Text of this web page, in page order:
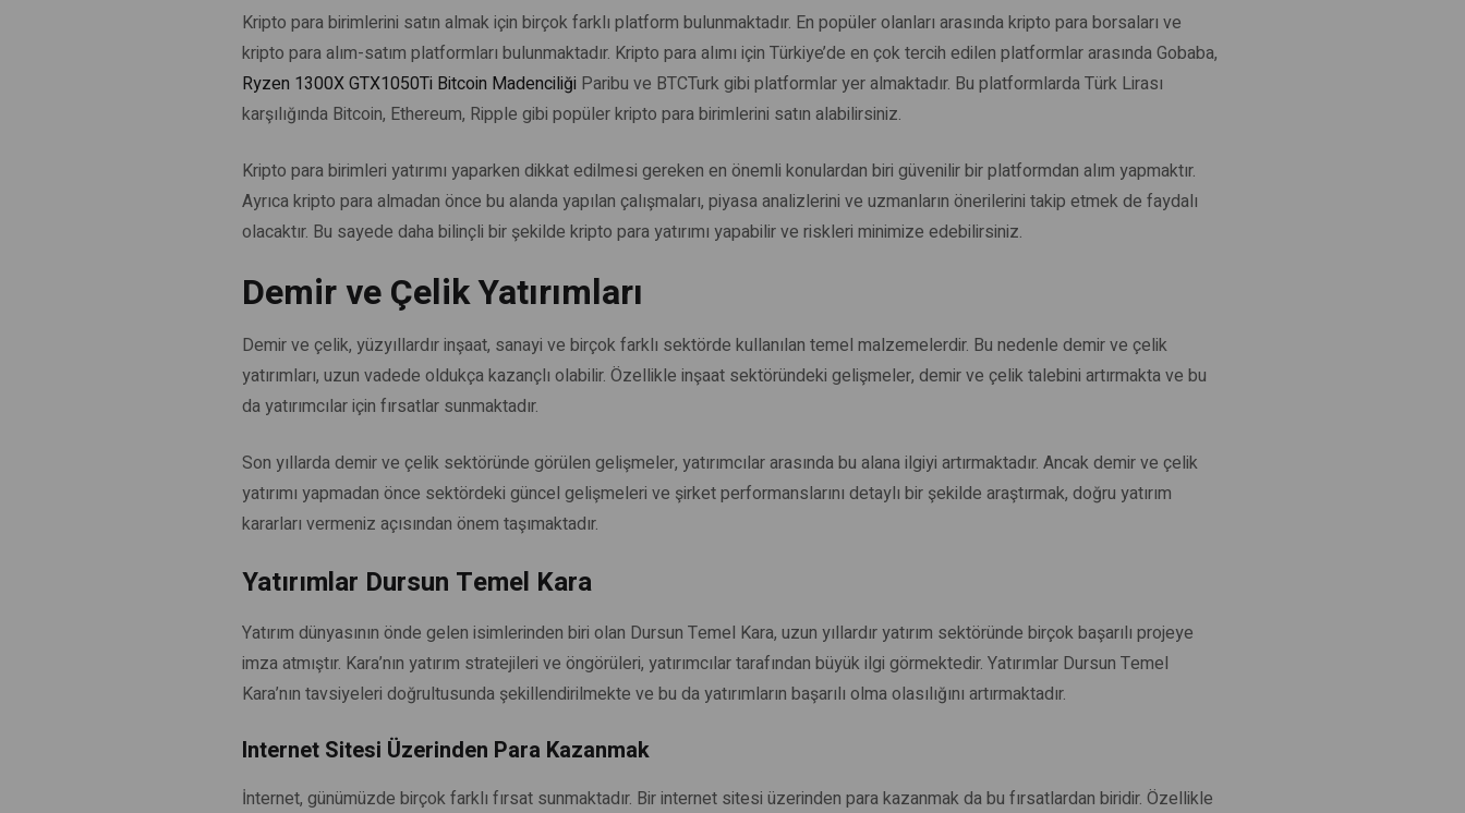
Kripto para birimlerini satın almak için birçok farklı platform bulunmaktadır. En popüler olanları arasında kripto para borsaları ve
kripto para alım-satım platformları bulunmaktadır. Kripto para alımı için Türkiye’de en çok tercih edilen platformlar arasında Gobaba,
Ryzen 1300X GTX1050Ti Bitcoin Madenciliği Paribu ve BTCTurk gibi platformlar yer almaktadır. Bu platformlarda Türk Lirası
karşılığında Bitcoin, Ethereum, Ripple gibi popüler kripto para birimlerini satın alabilirsiniz.
Kripto para birimleri yatırımı yaparken dikkat edilmesi gereken en önemli konulardan biri güvenilir bir platformdan alım yapmaktır.
Ayrıca kripto para almadan önce bu alanda yapılan çalışmaları, piyasa analizlerini ve uzmanların önerilerini takip etmek de faydalı
olacaktır. Bu sayede daha bilinçli bir şekilde kripto para yatırımı yapabilir ve riskleri minimize edebilirsiniz.
Demir ve Çelik Yatırımları
Demir ve çelik, yüzyıllardır inşaat, sanayi ve birçok farklı sektörde kullanılan temel malzemelerdir. Bu nedenle demir ve çelik
yatırımları, uzun vadede oldukça kazançlı olabilir. Özellikle inşaat sektöründeki gelişmeler, demir ve çelik talebini artırmakta ve bu
da yatırımcılar için fırsatlar sunmaktadır.
Son yıllarda demir ve çelik sektöründe görülen gelişmeler, yatırımcılar arasında bu alana ilgiyi artırmaktadır. Ancak demir ve çelik
yatırımı yapmadan önce sektördeki güncel gelişmeleri ve şirket performanslarını detaylı bir şekilde araştırmak, doğru yatırım
kararları vermeniz açısından önem taşımaktadır.
Yatırımlar Dursun Temel Kara
Yatırım dünyasının önde gelen isimlerinden biri olan Dursun Temel Kara, uzun yıllardır yatırım sektöründe birçok başarılı projeye
imza atmıştır. Kara’nın yatırım stratejileri ve öngörüleri, yatırımcılar tarafından büyük ilgi görmektedir. Yatırımlar Dursun Temel
Kara’nın tavsiyeleri doğrultusunda şekillendirilmekte ve bu da yatırımların başarılı olma olasılığını artırmaktadır.
Internet Sitesi Üzerinden Para Kazanmak
İnternet, günümüzde birçok farklı fırsat sunmaktadır. Bir internet sitesi üzerinden para kazanmak da bu fırsatlardan biridir. Özellikle